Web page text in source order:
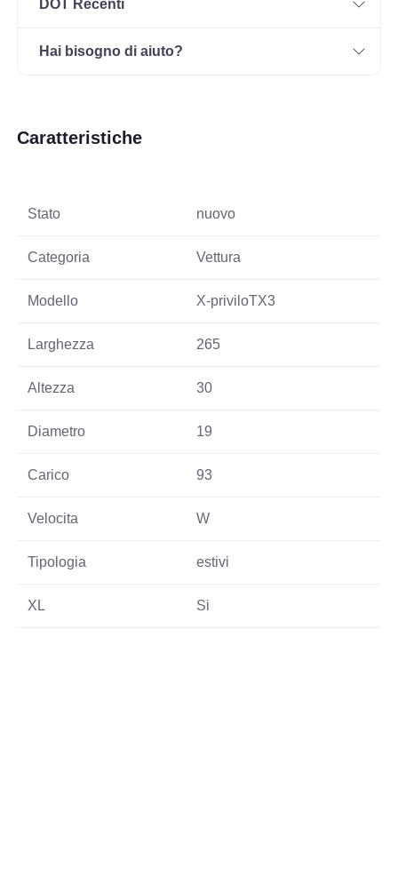
DOT Recenti
Hai bisogno di aiuto?
Caratteristiche
Stato nuovo
Categoria Vettura
Modello X-priviloTX3
Larghezza 265
Altezza 30
Diametro 19
Carico 93
Velocita W
Tipologia estivi
XL Si